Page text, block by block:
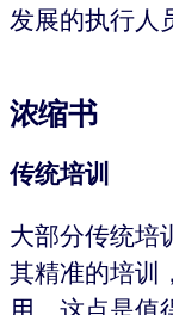
发展的执行人
浓缩书
传统培训
大部分传统培
其精准的培训